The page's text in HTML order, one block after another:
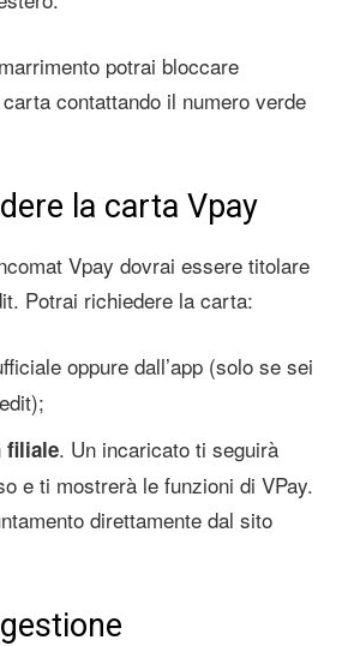
potrai bloccare
contattando il numero verde
la carta Vpay
Vpay dovrai essere titolare
Potrai richiedere la carta:
oppure dall’app (solo se sei
filiale. Un incaricato ti seguirà
e ti mostrerà le funzioni di VPay.
direttamente dal sito